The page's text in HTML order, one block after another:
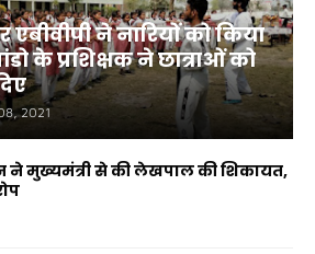
ने नारियों को किया
के प्रशिक्षक ने छात्राओं को
2021
ने मुख्यमंत्री से की लेखपाल की शिकायत,